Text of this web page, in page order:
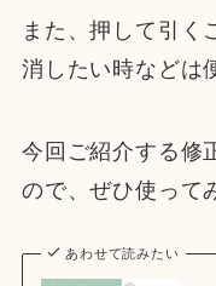
また、押して引く
消したい時などは
今回ご紹介する修
ので、ぜひ使って
あわせて読みたい